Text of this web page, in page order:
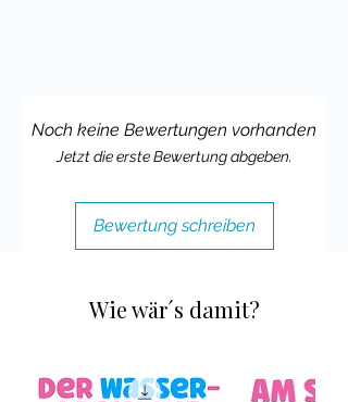
Noch keine Bewertungen vorhanden
Jetzt die erste Bewertung abgeben.
Bewertung schreiben
Wie wär´s damit?